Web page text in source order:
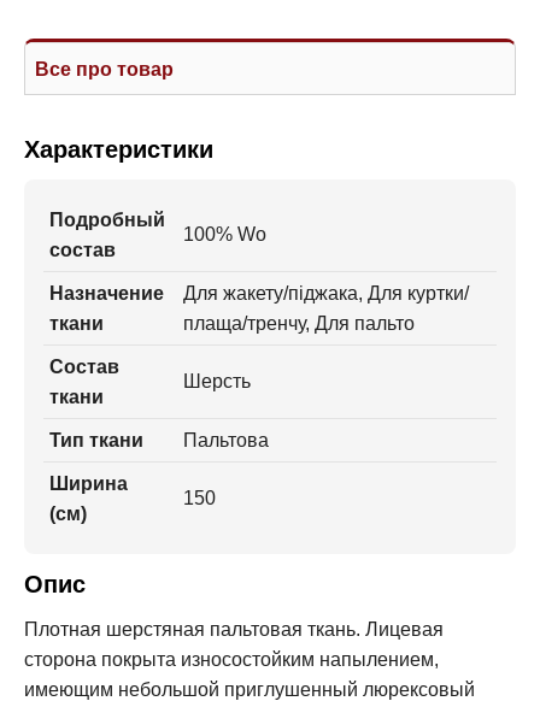
Все про товар
Характеристики
Подробный
состав
100% Wo
Назначение
ткани
Для жакету/піджака, Для куртки/
плаща/тренчу, Для пальто
Состав
ткани
Шерсть
Тип ткани Пальтова
Ширина
(см)
150
Опис
Плотная шерстяная пальтовая ткань. Лицевая
сторона покрыта износостойким напылением,
имеющим небольшой приглушенный люрексовый